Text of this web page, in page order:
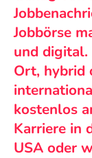
Jobbörse
und digital.
Ort, hybrid
kostenlos
Karriere in
USA oder